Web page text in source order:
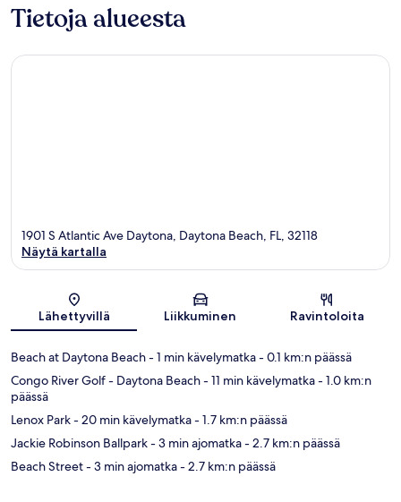
Tietoja alueesta
Kartta
1901 S Atlantic Ave Daytona, Daytona Beach, FL, 32118
Näytä kartalla
Lähettyvillä Liikkuminen Ravintoloita
Beach at Daytona Beach- 1 min kävelymatka- 0.1 km:n päässä
Congo River Golf - Daytona Beach- 11 min kävelymatka- 1.0 km:n
päässä
Lenox Park- 20 min kävelymatka- 1.7 km:n päässä
Jackie Robinson Ballpark- 3 min ajomatka- 2.7 km:n päässä
Beach Street- 3 min ajomatka- 2.7 km:n päässä